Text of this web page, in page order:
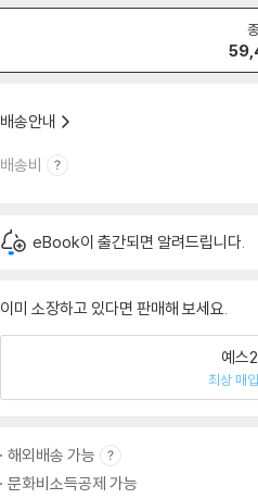
배송안내
배송비
eBook이 출간되면 알려드립니다.
이미 소장하고 있다면 판매해 보세요.
예스
최상 매
해외배송 가능
문화비소득공제 가능